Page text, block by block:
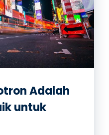
Adalah
untuk